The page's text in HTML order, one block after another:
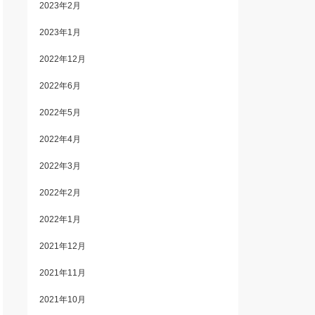
2023年2月
2023年1月
2022年12月
2022年6月
2022年5月
2022年4月
2022年3月
2022年2月
2022年1月
2021年12月
2021年11月
2021年10月